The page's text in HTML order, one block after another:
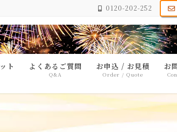
0120-202-252
ト よくあるご質問
Q&A
お申込 / お見積
Order / Quote
お